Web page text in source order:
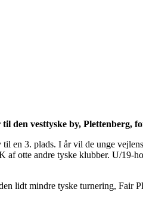
den vesttyske by, Plettenberg,
en 3. plads. I år vil de unge
otte andre tyske klubber. U/
lidt mindre tyske turnering,